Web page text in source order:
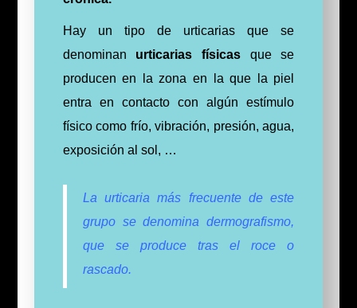
Hay un tipo de urticarias que se
denominan urticarias físicas que se
producen en la zona en la que la piel
entra en contacto con algún estímulo
físico como frío, vibración, presión, agua,
exposición al sol, …
La urticaria más frecuente de este
grupo se denomina dermografismo,
que se produce tras el roce o
rascado.